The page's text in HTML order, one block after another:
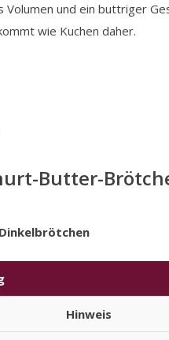
und ein buttriger
wie Kuchen daher.
Butter-
Hinweis